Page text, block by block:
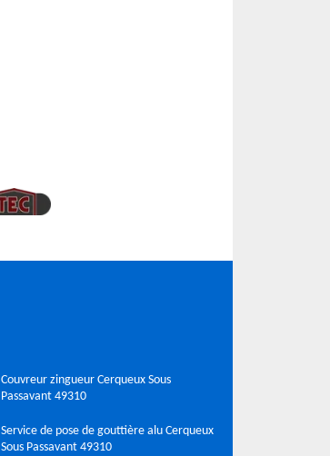
Couvreur zingueur Cerqueux Sous
Passavant 49310
Service de pose de gouttière alu Cerqueux
Sous Passavant 49310